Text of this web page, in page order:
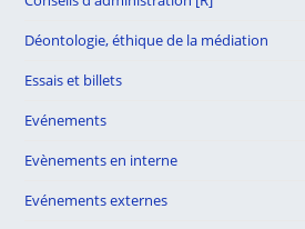
Déontologie, éthique de la médiation
Essais et billets
Evénements
Evènements en interne
Evénements externes